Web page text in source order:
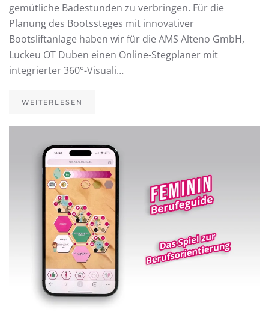
gemütliche Badestunden zu verbringen. Für die
Planung des Bootssteges mit innovativer
Bootsliftanlage haben wir für die AMS Alteno GmbH,
Luckeu OT Duben einen Online-Stegplaner mit
integrierter 360°-Visuali…
WEITERLESEN